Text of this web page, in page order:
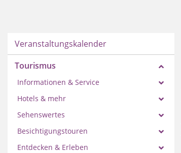
Veranstaltungskalender
Tourismus
Informationen & Service
Hotels & mehr
Sehenswertes
Besichtigungstouren
Entdecken & Erleben